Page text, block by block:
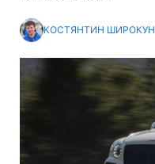
КОСТЯНТИН ШИРОКУН